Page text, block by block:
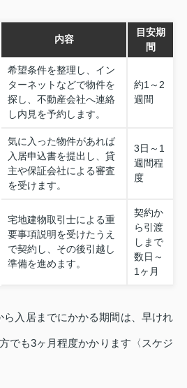
内容
目安期
間
希望条件を整理し、イン
ターネットなどで物件を
探し、不動産会社へ連絡
し内見を予約します。
約1～2
週間
気に入った物件があれば
入居申込書を提出し、貸
主や保証会社による審査
を受けます。
3日～1
週間程
度
宅地建物取引士による重
要事項説明を受けたうえ
で契約し、その後引越し
準備を進めます。
契約か
ら引渡
しまで
数日～
1ヶ月
ら入居までにかかる期間は、早けれ
でも3ヶ月程度かかります〈スケジ